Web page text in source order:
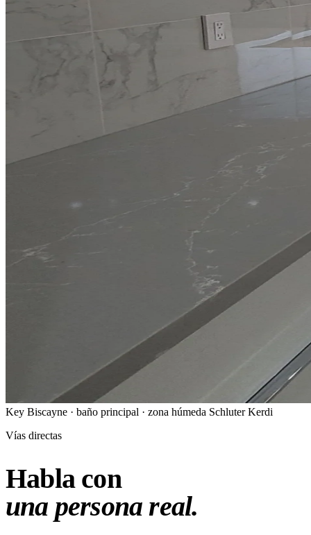
Key Biscayne · baño principal · zona húmeda Schluter Kerdi
Vías directas
Habla con
una persona real.